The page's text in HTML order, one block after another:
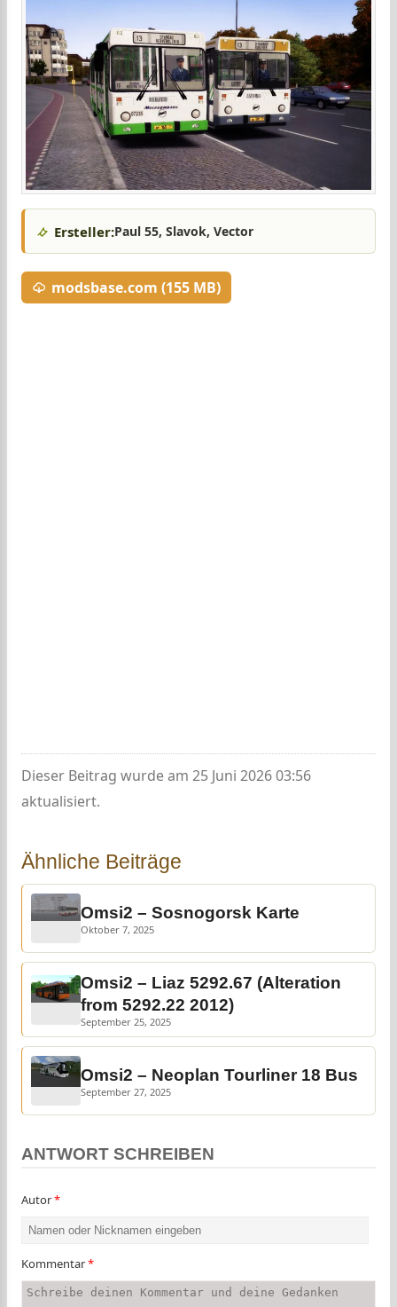
Ersteller:Paul 55, Slavok, Vector
modsbase.com (155 MB)
Dieser Beitrag wurde am 25 Juni 2026 03:56
aktualisiert.
Ähnliche Beiträge
Omsi2 – Sosnogorsk Karte
Oktober 7, 2025
Omsi2 – Liaz 5292.67 (Alteration
from 5292.22 2012)
September 25, 2025
Omsi2 – Neoplan Tourliner 18 Bus
September 27, 2025
ANTWORT SCHREIBEN
Autor*
Kommentar*